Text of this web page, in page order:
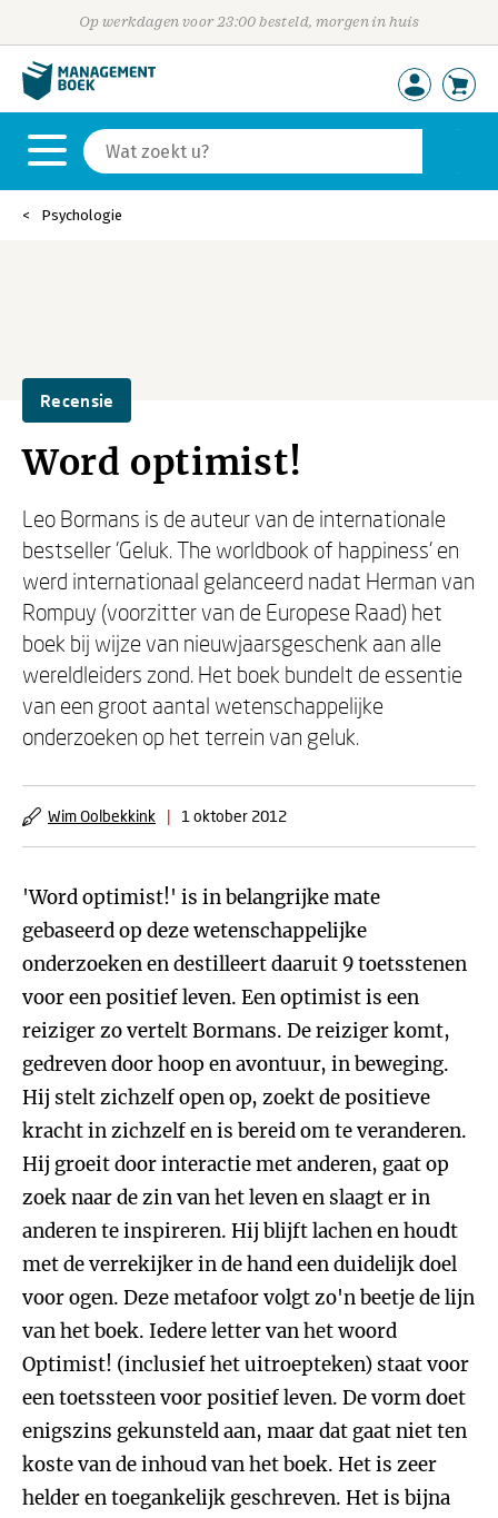
Op werkdagen voor 23:00 besteld, morgen in huis
Psychologie
Recensie
Word optimist!
Leo Bormans is de auteur van de internationale
bestseller 'Geluk. The worldbook of happiness' en
werd internationaal gelanceerd nadat Herman van
Rompuy (voorzitter van de Europese Raad) het
boek bij wijze van nieuwjaarsgeschenk aan alle
wereldleiders zond. Het boek bundelt de essentie
van een groot aantal wetenschappelijke
onderzoeken op het terrein van geluk.
Wim Oolbekkink | 1 oktober 2012
'Word optimist!' is in belangrijke mate
gebaseerd op deze wetenschappelijke
onderzoeken en destilleert daaruit 9 toetsstenen
voor een positief leven. Een optimist is een
reiziger zo vertelt Bormans. De reiziger komt,
gedreven door hoop en avontuur, in beweging.
Hij stelt zichzelf open op, zoekt de positieve
kracht in zichzelf en is bereid om te veranderen.
Hij groeit door interactie met anderen, gaat op
zoek naar de zin van het leven en slaagt er in
anderen te inspireren. Hij blijft lachen en houdt
met de verrekijker in de hand een duidelijk doel
voor ogen. Deze metafoor volgt zo'n beetje de lijn
van het boek. Iedere letter van het woord
Optimist! (inclusief het uitroepteken) staat voor
een toetssteen voor positief leven. De vorm doet
enigszins gekunsteld aan, maar dat gaat niet ten
koste van de inhoud van het boek. Het is zeer
helder en toegankelijk geschreven. Het is bijna